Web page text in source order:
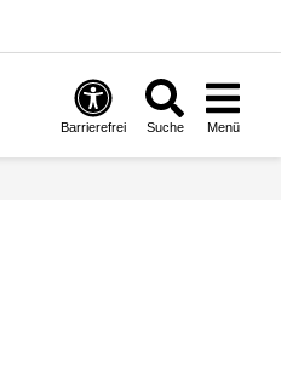
Barrierefrei Suche Menü